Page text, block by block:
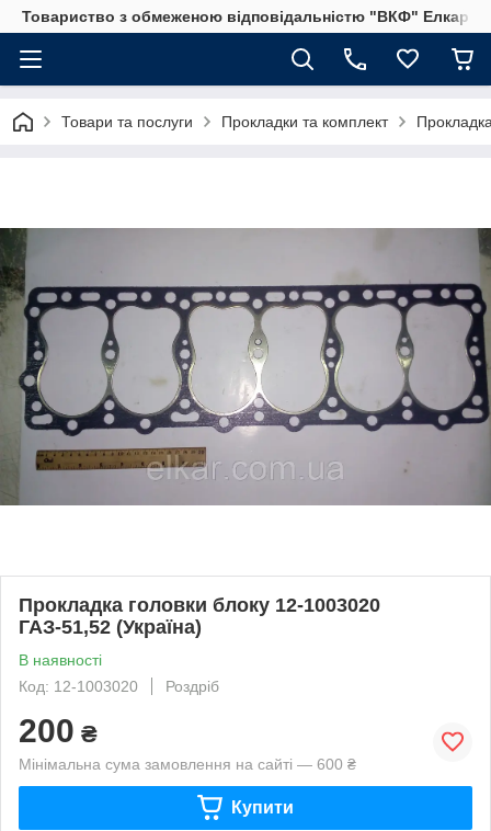
Товариство з обмеженою відповідальністю "ВКФ" Елкар"
Товари та послуги Прокладки та комплект
Прокладка головки блоку 12-1003020
ГАЗ-51,52 (Україна)
В наявності
Код: 12-1003020
Роздріб
200 ₴
Мінімальна сума замовлення на сайті — 600 ₴
Купити